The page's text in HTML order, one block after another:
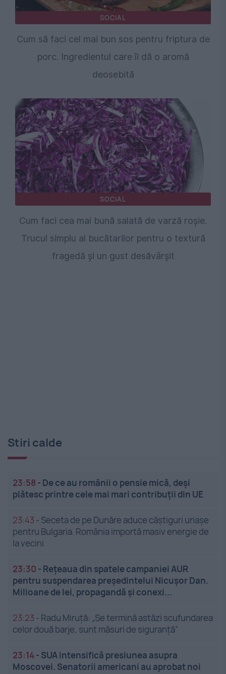
SOCIAL
Cum să faci cel mai bun sos pentru friptura de
porc. Ingredientul care îi dă o aromă
deosebită
SOCIAL
Cum faci cea mai bună salată de varză roșie.
Trucul simplu al bucătarilor pentru o textură
fragedă și un gust desăvârșit
Stiri calde
23:58 - De ce au românii o pensie mică, deși
plătesc printre cele mai mari contribuții din UE
23:43 - Seceta de pe Dunăre aduce câștiguri uriașe
pentru Bulgaria. România importă masiv energie de
la vecini
23:30 - Rețeaua din spatele campaniei AUR
pentru suspendarea președintelui Nicușor Dan.
Milioane de lei, propagandă și conexi...
23:23 - Radu Miruță: „Se termină astăzi scufundarea
celor două barje, sunt măsuri de siguranţă”
23:14- SUA intensifică presiunea asupra
Moscovei. Senatorii americani au aprobat noi